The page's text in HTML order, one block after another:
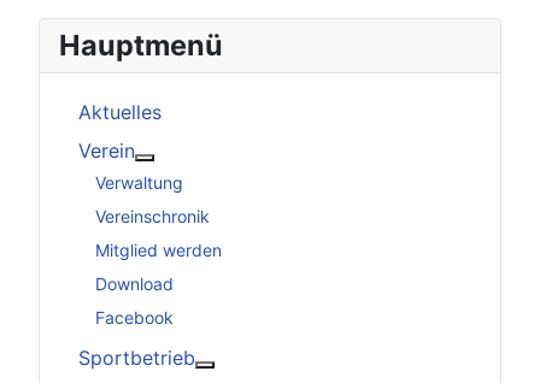
Hauptmenü
Aktuelles
Verein
Weitere Informationen: Verein
Verwaltung
Vereinschronik
Mitglied werden
Download
Facebook
Sportbetrieb